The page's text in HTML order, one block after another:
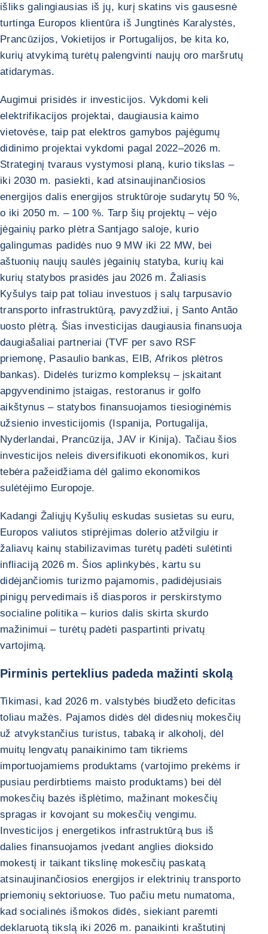
išliks galingiausias iš jų, kurį skatins vis gausesnė
turtinga Europos klientūra iš Jungtinės Karalystės,
Prancūzijos, Vokietijos ir Portugalijos, be kita ko,
kurių atvykimą turėtų palengvinti naujų oro maršrutų
atidarymas.
Augimui prisidės ir investicijos. Vykdomi keli
elektrifikacijos projektai, daugiausia kaimo
vietovėse, taip pat elektros gamybos pajėgumų
didinimo projektai vykdomi pagal 2022–2026 m.
Strateginį tvaraus vystymosi planą, kurio tikslas –
iki 2030 m. pasiekti, kad atsinaujinančiosios
energijos dalis energijos struktūroje sudarytų 50 %,
o iki 2050 m. – 100 %. Tarp šių projektų – vėjo
jėgainių parko plėtra Santjago saloje, kurio
galingumas padidės nuo 9 MW iki 22 MW, bei
aštuonių naujų saulės jėgainių statyba, kurių kai
kurių statybos prasidės jau 2026 m. Žaliasis
Kyšulys taip pat toliau investuos į salų tarpusavio
transporto infrastruktūrą, pavyzdžiui, į Santo Antão
uosto plėtrą. Šias investicijas daugiausia finansuoja
daugiašaliai partneriai (TVF per savo RSF
priemonę, Pasaulio bankas, EIB, Afrikos plėtros
bankas). Didelės turizmo kompleksų – įskaitant
apgyvendinimo įstaigas, restoranus ir golfo
aikštynus – statybos finansuojamos tiesioginėmis
užsienio investicijomis (Ispanija, Portugalija,
Nyderlandai, Prancūzija, JAV ir Kinija). Tačiau šios
investicijos neleis diversifikuoti ekonomikos, kuri
tebėra pažeidžiama dėl galimo ekonomikos
sulėtėjimo Europoje.
Kadangi Žaliųjų Kyšulių eskudas susietas su euru,
Europos valiutos stiprėjimas dolerio atžvilgiu ir
žaliavų kainų stabilizavimas turėtų padėti sulėtinti
infliaciją 2026 m. Šios aplinkybės, kartu su
didėjančiomis turizmo pajamomis, padidėjusiais
pinigų pervedimais iš diasporos ir perskirstymo
socialine politika – kurios dalis skirta skurdo
mažinimui – turėtų padėti paspartinti privatų
vartojimą.
Pirminis perteklius padeda mažinti skolą
Tikimasi, kad 2026 m. valstybės biudžeto deficitas
toliau mažės. Pajamos didės dėl didesnių mokesčių
už atvykstančius turistus, tabaką ir alkoholį, dėl
muitų lengvatų panaikinimo tam tikriems
importuojamiems produktams (vartojimo prekėms ir
pusiau perdirbtiems maisto produktams) bei dėl
mokesčių bazės išplėtimo, mažinant mokesčių
spragas ir kovojant su mokesčių vengimu.
Investicijos į energetikos infrastruktūrą bus iš
dalies finansuojamos įvedant anglies dioksido
mokestį ir taikant tikslinę mokesčių paskatą
atsinaujinančiosios energijos ir elektrinių transporto
priemonių sektoriuose. Tuo pačiu metu numatoma,
kad socialinės išmokos didės, siekiant paremti
deklaruotą tikslą iki 2026 m. panaikinti kraštutinį